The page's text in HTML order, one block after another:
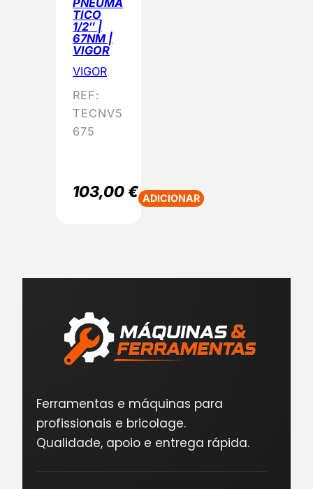
TICO
1/2″ |
67NM |
VIGOR
VIGOR
REF:
TECNV5
675
103,00€ ADICIONAR
Ferramentas e máquinas para
profissionais e bricolage.
Qualidade, apoio e entrega rápida.